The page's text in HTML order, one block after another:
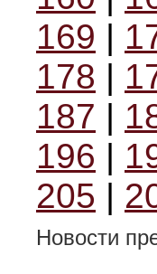
169 |
178 |
187 |
196 |
205 |
Новости